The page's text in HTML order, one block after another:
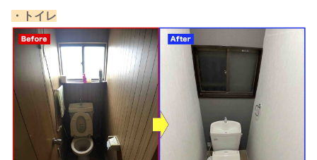
​・トイレ​